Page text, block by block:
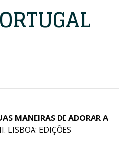
MANEIRAS DE ADORAR A
LISBOA: EDIÇÕES